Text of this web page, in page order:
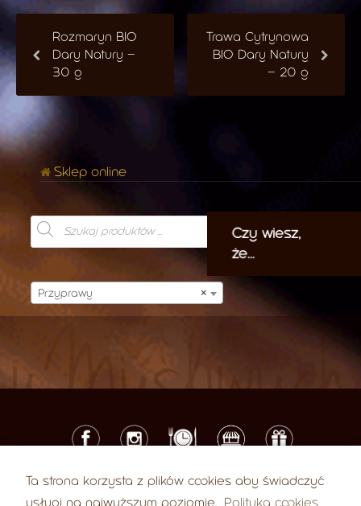
Ta strona korzysta z plików cookies aby świadczyć
usługi na najwyższym poziomie. Polityka cookies
Rozmaryn BIO
Dary Natury –
30 g
Trawa Cytrynowa
BIO Dary Natury
– 20 g
Czy wiesz,
że...
Products
search
Sklep online
×
Przyprawy
© 2026 U Myśliwych